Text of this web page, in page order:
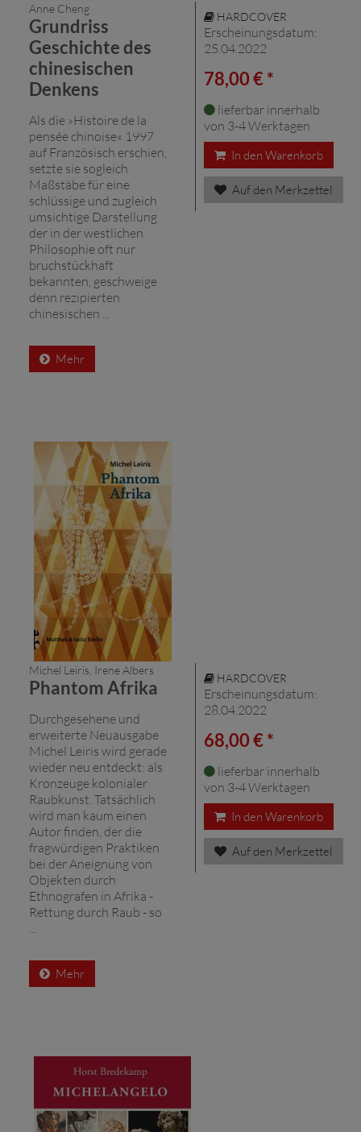
Anne Cheng
Grundriss
Geschichte des
chinesischen
Denkens
Als die »Histoire de la
pensée chinoise« 1997
auf Französisch erschien,
setzte sie sogleich
Maßstäbe für eine
schlüssige und zugleich
umsichtige Darstellung
der in der westlichen
Philosophie oft nur
bruchstückhaft
bekannten, geschweige
denn rezipierten
chinesischen ...
Mehr
HARDCOVER
Erscheinungsdatum:
25.04.2022
78,00 € *
lieferbar innerhalb
von 3-4 Werktagen
In den Warenkorb
Auf den Merkzettel
Michel Leiris, Irene Albers
Phantom Afrika
Durchgesehene und
erweiterte Neuausgabe
Michel Leiris wird gerade
wieder neu entdeckt: als
Kronzeuge kolonialer
Raubkunst. Tatsächlich
wird man kaum einen
Autor finden, der die
fragwürdigen Praktiken
bei der Aneignung von
Objekten durch
Ethnografen in Afrika -
Rettung durch Raub - so
Mehr
HARDCOVER
Erscheinungsdatum:
28.04.2022
68,00 € *
lieferbar innerhalb
von 3-4 Werktagen
In den Warenkorb
Auf den Merkzettel